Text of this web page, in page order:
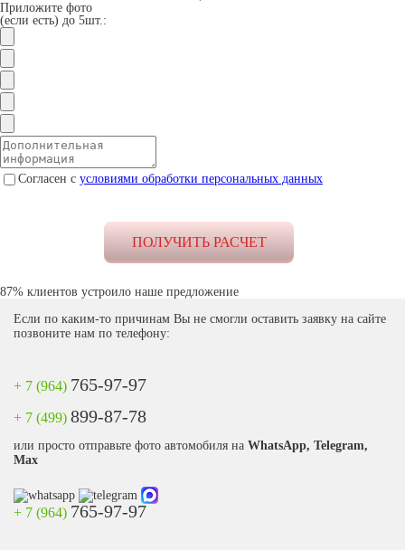
Приложите фото
(если есть) до 5шт.:
Согласен с условиями обработки персональных данных
87% клиентов устроило наше предложение
Если по каким-то причинам Вы не смогли оставить заявку на сайте
позвоните нам по телефону:
+ 7 (964) 765-97-97
+ 7 (499) 899-87-78
или просто отправьте фото автомобиля на WhatsApp, Telegram,
Max
+ 7 (964) 765-97-97